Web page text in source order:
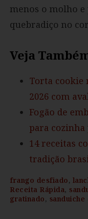
menos o molho
quebradiço no
Veja
Torta cookie
2026 com
Fogão de
para cozinha
14 receitas
tradição
frango desfiado,
Receita Rápida,
gratinado, sanduiche